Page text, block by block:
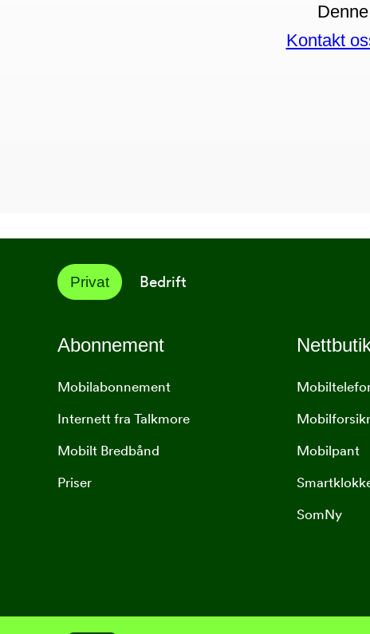
Kontakt
Privat Bedrift
Abonnement
Mobilabonnement
Internett fra Talkmore
Mobilt Bredbånd
Priser
Mobilpant
SomNy